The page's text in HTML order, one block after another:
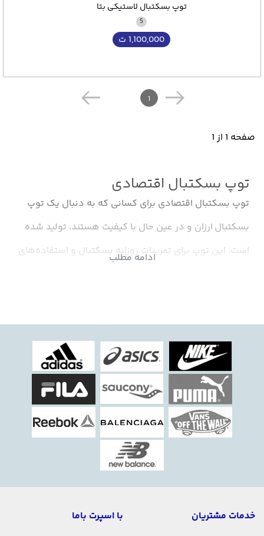
توپ بسکتبال لاستیکی بتا
5
1,100,000 ت
1
صفحه 1 از 1
توپ بسکتبال اقتصادی
توپ بسکتبال اقتصادی برای کسانی که به دنبال یک توپ
بسکتبال ارزان و در عین حال با کیفیت هستند، تولید شده
است. این توپ برای تمرینات روزانه بسکتبال و استفاده‌های
برای افرادی است که به دنبال یک توپ بسکتبال با قیمت
پایین و کیفیت بالا هستند. با این توپ می‌توانید انواع
تمرینات بسکتبال خود را به راحتی انجام دهید.
ادامه مطلب
خدمات مشتریان
با اسپرت باما